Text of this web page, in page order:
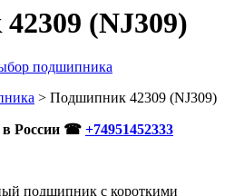
(NJ309)
подшипника
> Подшипник 42309 (NJ309)
в России ☎ +74951452333
подшипник с короткими